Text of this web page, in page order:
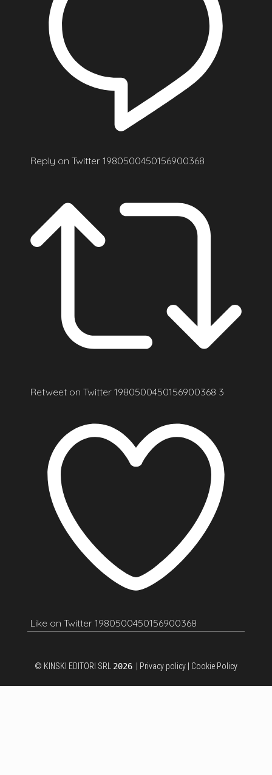
Reply on Twitter 1980500450156900368
Retweet on Twitter 1980500450156900368 3
Like on Twitter 1980500450156900368
© KINSKI EDITORI SRL 2026 Privacy policy Cookie Policy